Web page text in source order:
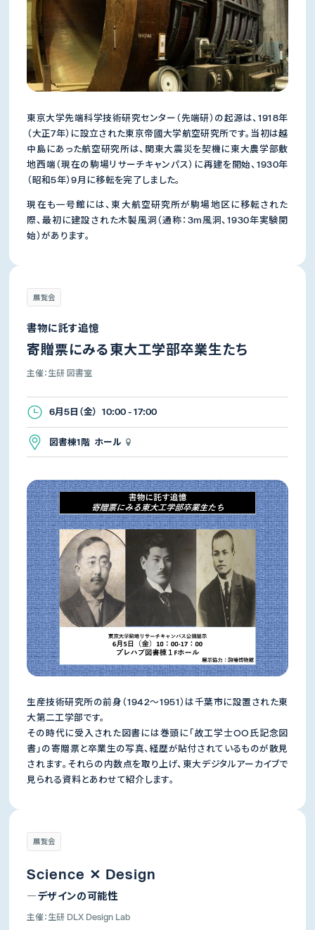
講演会・演奏会
東京大学先端科学技術研究センター（先端研）の起源は、1918年
（大正7年）に設立された東京帝國大学航空研究所です。当初は越
中島にあった航空研究所は、関東大震災を契機に東大農学部敷
地西端（現在の駒場リサーチキャンパス）に再建を開始、1930年
（昭和5年）9月に移転を完了しました。
現在も一号館には、東大航空研究所が駒場地区に移転された
際、最初に建設された木製風洞（通称：3m風洞、1930年実験開
始）があります。
展覧会
書物に託す追憶
寄贈票にみる東大工学部卒業生たち
主催：生研 図書室
6月5日（金） 10:00 - 17:00
図書棟1階 ホール
生産技術研究所の前身（1942～1951）は千葉市に設置された東
大第二工学部です。
その時代に受入された図書には巻頭に「故工学士○○氏記念図
書」の寄贈票と卒業生の写真、経歴が貼付されているものが散見
されます。それらの内数点を取り上げ、東大デジタルアーカイブで
見られる資料とあわせて紹介します。
展覧会
Science ✕ Design
―デザインの可能性
主催：生研 DLX Design Lab